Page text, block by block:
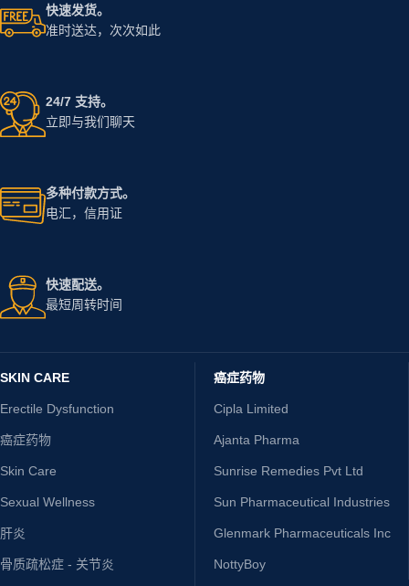
快速发货。
准时送达，次次如此
24/7 支持。
立即与我们聊天
多种付款方式。
电汇，信用证
快速配送。
最短周转时间
SKIN CARE
Erectile Dysfunction
癌症药物
Skin Care
Sexual Wellness
肝炎
骨质疏松症 - 关节炎
癌症药物
Cipla Limited
Ajanta Pharma
Sunrise Remedies Pvt Ltd
Sun Pharmaceutical Industries
Glenmark Pharmaceuticals Inc
NottyBoy